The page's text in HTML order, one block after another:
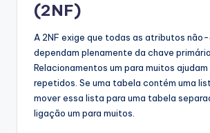
(2NF)
A 2NF exige que todas as atributos
dependam plenamente da chave primária.
Relacionamentos um para muitos
repetidos. Se uma tabela contém uma
mover essa lista para uma tabela
ligação um para muitos.